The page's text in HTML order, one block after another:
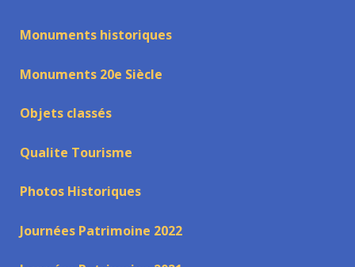
Monuments historiques
Monuments 20e Siècle
Objets classés
Qualite Tourisme
Photos Historiques
Journées Patrimoine 2022